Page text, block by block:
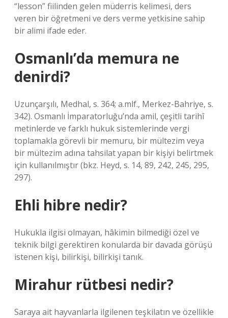
“lesson” fiilinden gelen müderris kelimesi, ders
veren bir öğretmeni ve ders verme yetkisine sahip
bir alimi ifade eder.
Osmanlı’da memura ne
denirdi?
Uzunçarşılı, Medhal, s. 364; a.mlf., Merkez-Bahriye, s.
342). Osmanlı İmparatorluğu’nda amil, çeşitli tarihî
metinlerde ve farklı hukuk sistemlerinde vergi
toplamakla görevli bir memuru, bir mültezim veya
bir mültezim adına tahsilat yapan bir kişiyi belirtmek
için kullanılmıştır (bkz. Heyd, s. 14, 89, 242, 245, 295,
297).
Ehli hibre nedir?
Hukukla ilgisi olmayan, hâkimin bilmediği özel ve
teknik bilgi gerektiren konularda bir davada görüşü
istenen kişi, bilirkişi, bilirkişi tanık.
Mirahur rütbesi nedir?
Saraya ait hayvanlarla ilgilenen teşkilatın ve özellikle